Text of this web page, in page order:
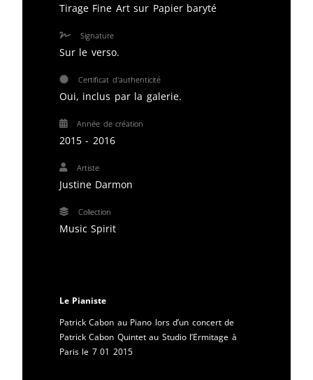
Tirage Fine Art sur Papier baryté
Signature
Sur le verso.
Certificat d'authenticité
Oui, inclus par la galerie.
Année de création
2015 - 2016
Artiste
Justine Darmon
Collection
Music Spirit
Le Pianiste
Patrick Cabon au Piano lors d’un concert de
Patrick Cabon Quintet au Studio l’Ermitage à
Paris le 7 01 2015